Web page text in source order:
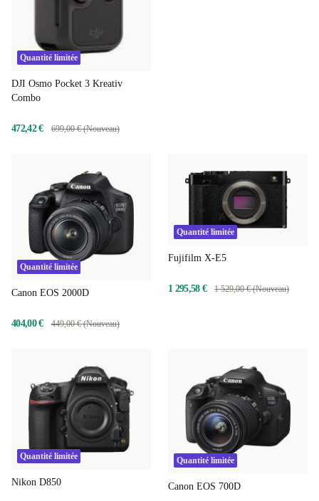
Quantité limitée
DJI Osmo Pocket 3 Kreativ
Combo
472,42 € 699,00 € (Nouveau)
Quantité limitée
Canon EOS 2000D
404,00 € 449,00 € (Nouveau)
Quantité limitée
Fujifilm X-E5
1 295,58 € 1 529,00 € (Nouveau)
Quantité limitée
Nikon D850
Quantité limitée
Canon EOS 700D